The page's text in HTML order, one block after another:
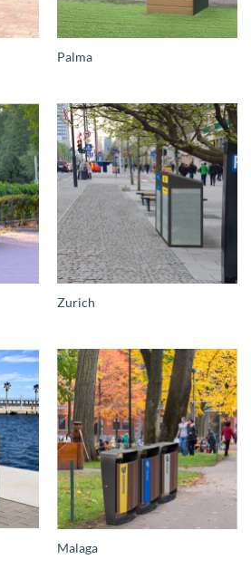
Palma
Zurich
Malaga